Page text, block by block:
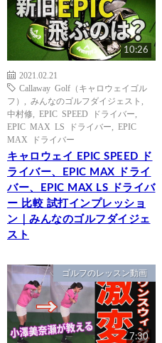
10:26
2021.02.21
Callaway Golf（キャロウェイゴル
フ）
みんなのゴルフダイジェスト
中村修
EPIC SPEED ドライバー
EPIC MAX LS ドライバー
EPIC
MAX ドライバー
キャロウェイ EPIC SPEED ド
ライバー、EPIC MAX ドライ
バー、EPIC MAX LS ドライバ
ー 比較 試打インプレッショ
ン｜みんなのゴルフダイジェ
スト
ゴルフのレッスン動画
7:30